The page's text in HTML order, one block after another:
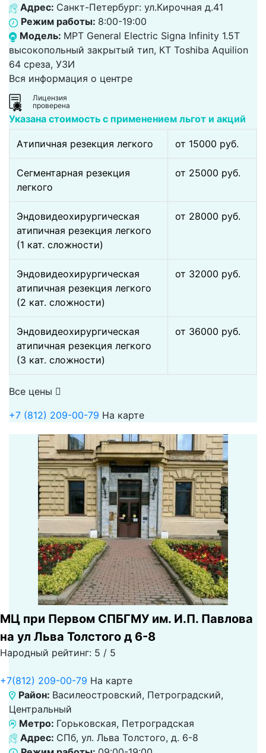
Адрес: Санкт-Петербург: ул.Кирочная д.41
Режим работы: 8:00-19:00
Модель: МРТ General Electric Signa Infinity 1.5Т
высокопольный закрытый тип, КТ Toshiba Aquilion
64 среза, УЗИ
Вся информация о центре
Лицензия
проверена
Указана стоимость с применением льгот и акций
Атипичная резекция легкого от 15000 pуб.
Сегментарная резекция
легкого
от 25000 pуб.
Эндовидеохирургическая
атипичная резекция легкого
(1 кат. сложности)
от 28000 pуб.
Эндовидеохирургическая
атипичная резекция легкого
(2 кат. сложности)
от 32000 pуб.
Эндовидеохирургическая
атипичная резекция легкого
(3 кат. сложности)
от 36000 pуб.
Все цены
+7 (812) 209-00-79 На карте
МЦ при Первом СПБГМУ им. И.П. Павлова
на ул Льва Толстого д 6-8
Народный рейтинг: 5 / 5
+7(812) 209-00-79 На карте
Район: Василеостровский, Петроградский,
Центральный
Метро: Горьковская, Петроградская
Адрес: СПб, ул. Льва Толстого, д. 6-8